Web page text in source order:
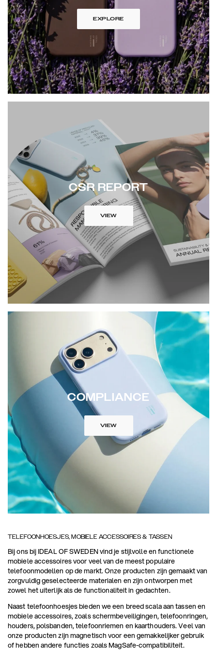
EXPLORE
CSR REPORT
VIEW
COMPLIANCE
VIEW
TELEFOONHOESJES, MOBIELE ACCESSOIRES & TASSEN
Bij ons bij IDEAL OF SWEDEN vind je stijlvolle en functionele
mobiele accessoires voor veel van de meest populaire
telefoonmodellen op de markt. Onze producten zijn gemaakt van
zorgvuldig geselecteerde materialen en zijn ontworpen met
zowel het uiterlijk als de functionaliteit in gedachten.
Naast telefoonhoesjes bieden we een breed scala aan tassen en
mobiele accessoires, zoals schermbeveiligingen, telefoonringen,
houders, polsbanden, telefoonriemen en kaarthouders. Veel van
onze producten zijn magnetisch voor een gemakkelijker gebruik
of hebben andere functies zoals MagSafe-compatibiliteit.